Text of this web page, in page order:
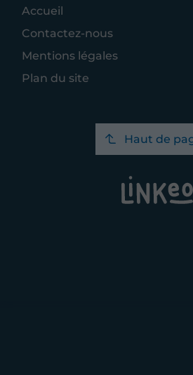
Accueil
Contactez-nous
Mentions légales
Plan du site
Haut de